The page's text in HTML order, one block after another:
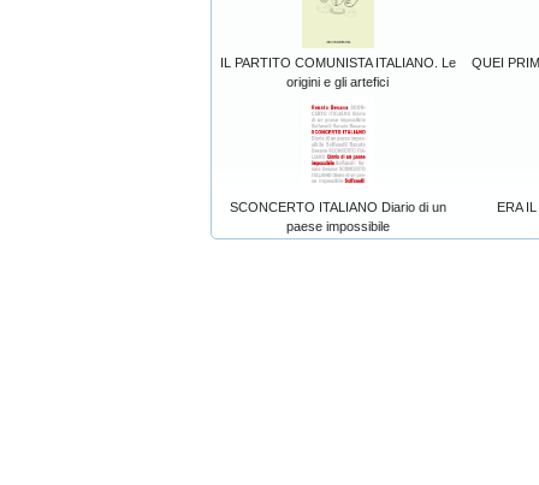
IL PARTITO COMUNISTA ITALIANO. Le
origini e gli artefici
QUEI
SCONCERTO ITALIANO Diario di un
paese impossibile
ERA